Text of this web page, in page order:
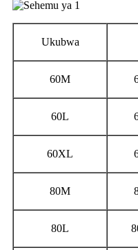
Ukubwa
60M
60L
60XL
80M
80L